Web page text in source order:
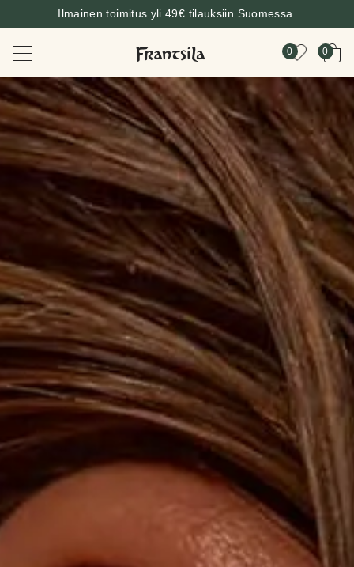
Ilmainen toimitus yli 49€ tilauksiin Suomessa.
0 0